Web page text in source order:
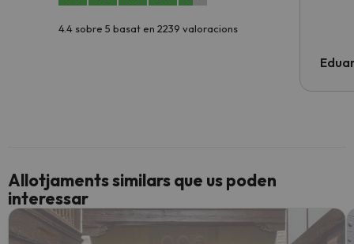
4.4 sobre 5 basat en 2239 valoracions
Allotjaments similars que us poden
interessar